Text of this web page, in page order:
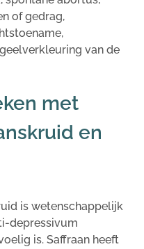
of gedrag,
van de
met
en
is wetenschappelijk
depressivum
is. Saffraan heeft